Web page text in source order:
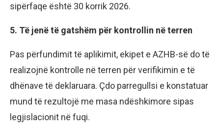
sipërfaqe është 30 korrik 2026.
5. Të jenë të gatshëm për kontrollin në terren
Pas përfundimit të aplikimit, ekipet e AZHB-së do të
realizojnë kontrolle në terren për verifikimin e të
dhënave të deklaruara. Çdo parregullsi e konstatuar
mund të rezultojë me masa ndëshkimore sipas
legjislacionit në fuqi.